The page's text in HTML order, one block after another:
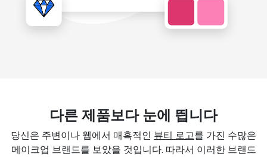
다른 제품보다 눈에 띕니다
당신은 주변이나 웹에서 매혹적인 뷰티 로고를 가진 수많은
메이크업 브랜드를 보았을 것입니다. 따라서 이러한 브랜드